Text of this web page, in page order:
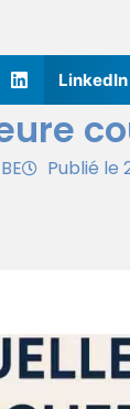
LinkedIn
Publié le